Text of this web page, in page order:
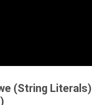
(String